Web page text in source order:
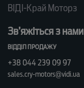
ВІДІ-Край Моторз
Зв’яжіться з нами
ВІДДІЛ ПРОДАЖУ
+38 044 239 09 97
sales.cry-motors@vidi.ua